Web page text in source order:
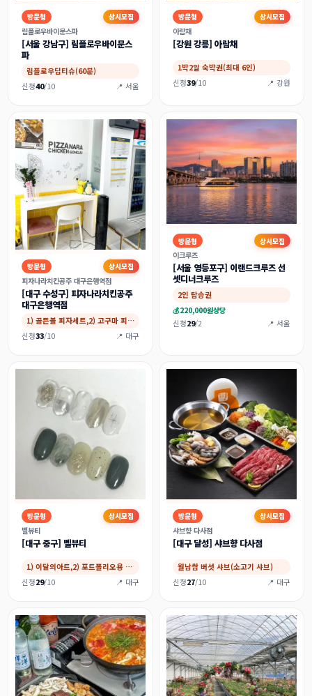
방문형
상시모집
림플로우바이문스파
[서울 강남구] 림플로우바이문스
파
림플로우딥티슈(60분)
신청40/10 📍 서울
방문형
상시모집
아람채
[강원 강릉] 아람채
1박2일 숙박권(최대 6인)
신청39/10 📍 강원
방문형
상시모집
피자나라치킨공주 대구은행역점
[대구 수성구] 피자나라치킨공주
대구은행역점
1) 골든볼 피자세트,2) 고구마 피치세트(…
신청33/10 📍 대구
방문형
상시모집
이크루즈
[서울 영등포구] 이랜드크루즈 선
셋디너크루즈
2인 탑승권
💰220,000원상당
신청29/2 📍 서울
방문형
상시모집
벨뷰티
[대구 중구] 벨뷰티
1) 이달의아트,2) 포트폴리오용 아트
신청29/10 📍 대구
방문형
상시모집
샤브향 다사점
[대구 달성] 샤브향 다사점
월남쌈 버섯 샤브(소고기 샤브)
신청27/10 📍 대구